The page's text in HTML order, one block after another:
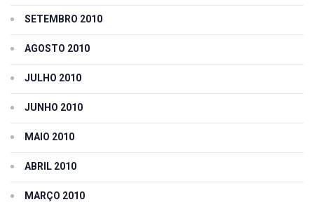
SETEMBRO 2010
AGOSTO 2010
JULHO 2010
JUNHO 2010
MAIO 2010
ABRIL 2010
MARÇO 2010